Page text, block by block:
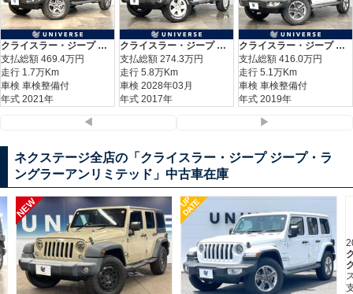
クライスラー・ジープ ジープ・ラングラーアンリミテッド スポーツ
支払総額 469.4万円
走行 1.7万Km
車検 車検整備付
年式 2021年
クライスラー・ジープ ジープ・ラングラーアンリミテッド スポーツ
支払総額 274.3万円
走行 5.8万Km
車検 2028年03月
年式 2017年
クライスラー・ジープ ジープ・ラングラーアンリミテッド サハラ
支払総額 416.0万円
走行 5.1万Km
車検 車検整備付
年式 2019年
◀ ▶
ネクステージ全店の「クライスラー・ジープ ジープ・ラ
ングラーアンリミテッド」中古車在庫
UP
DATE
2015(H27) 走行3.9万km
クライスラー・ジープ ジープ・ラン
グラーアンリミテッド
スポーツ
支払総額277.2万円